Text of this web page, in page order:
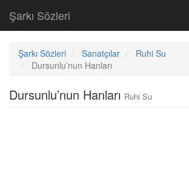
Şarkı Sözleri
Şarkı Sözleri Sanatçılar
Ruhi Su
Dursunlu’nun Hanları
Dursunlu’nun Hanları Ruhi Su